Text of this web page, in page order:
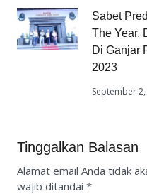
Sabet
The Year,
Di Ganjar
2023
September
Tinggalkan Balasan
Alamat email Anda tidak
wajib ditandai *